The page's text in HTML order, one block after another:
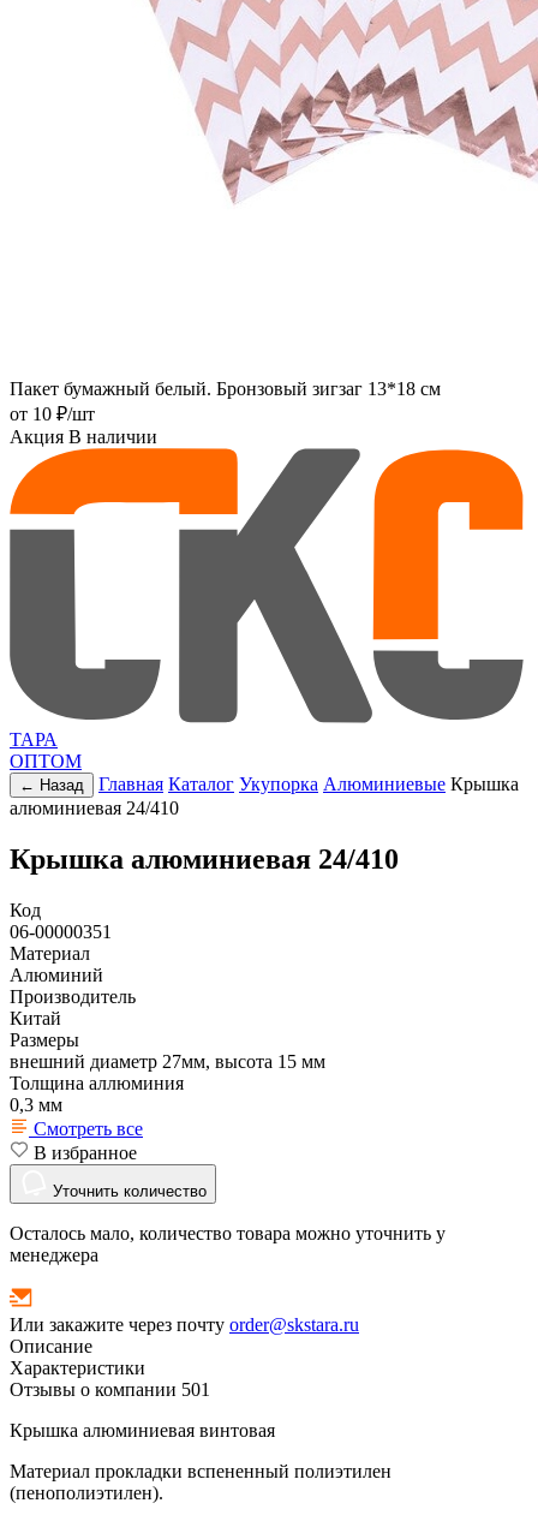
Пакет бумажный белый. Бронзовый зигзаг 13*18 см
от 10 ₽/шт
Акция В наличии
ТАРА
ОПТОМ
← Назад Главная Каталог Укупорка Алюминиевые Крышка
алюминиевая 24/410
Крышка алюминиевая 24/410
Код
06-00000351
Материал
Алюминий
Производитель
Китай
Размеры
внешний диаметр 27мм, высота 15 мм
Толщина аллюминия
0,3 мм
Смотреть все
В избранное
Уточнить количество
Осталось мало, количество товара можно уточнить у
менеджера
Или закажите через почту order@skstara.ru
Описание
Характеристики
Отзывы о компании 501
Крышка алюминиевая винтовая
Материал прокладки вспененный полиэтилен
(пенополиэтилен).